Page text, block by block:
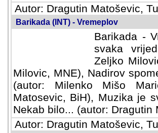
Autor: Dragutin Matoševic,
Barikada (INT) - Vremeplov
Barikada -
svaka
Milovic,
MNE), Nadirov spomenar
Milenko Mišo Maric, UK),
Muzika je svirala (autor:
(autor: Dragutin Matosevic,
Autor: Dragutin Matoševic,